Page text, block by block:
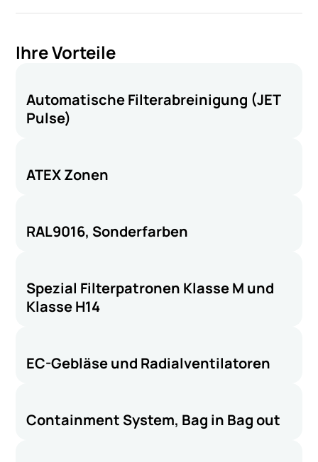
Ihre Vorteile
Automatische Filterabreinigung (JET
Pulse)
ATEX Zonen
RAL9016, Sonderfarben
Spezial Filterpatronen Klasse M und
Klasse H14
EC-Gebläse und Radialventilatoren
Containment System, Bag in Bag out